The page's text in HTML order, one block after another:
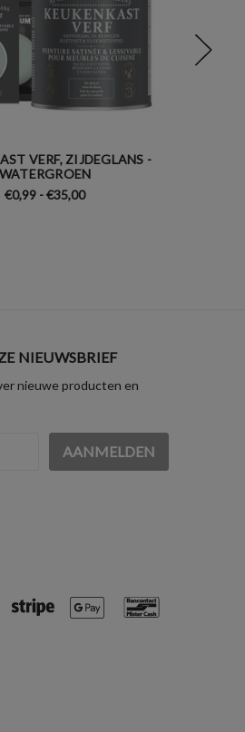
VERF, ZIJDEGLANS -
WATERGROEN
€0,99 - €35,00
NIEUWSBRIEF
nieuwe producten en